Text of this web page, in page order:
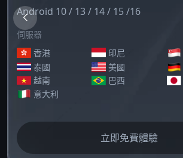
Android 10 / 13 / 14 / 15 /16
伺服器
香港
印尼
泰國
美國
越南
巴西
意大利
立即免費體驗